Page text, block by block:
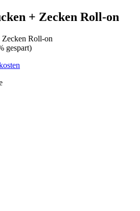
+ Zecken Roll-on
gespart)